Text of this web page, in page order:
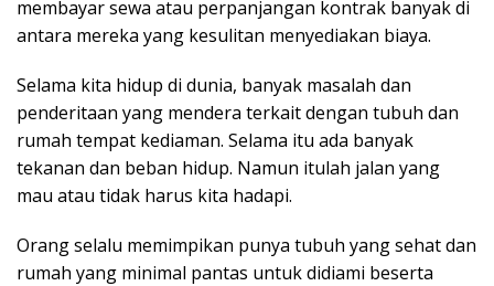
membayar sewa atau perpanjangan kontrak banyak di
antara mereka yang kesulitan menyediakan biaya.
Selama kita hidup di dunia, banyak masalah dan
penderitaan yang mendera terkait dengan tubuh dan
rumah tempat kediaman. Selama itu ada banyak
tekanan dan beban hidup. Namun itulah jalan yang
mau atau tidak harus kita hadapi.
Orang selalu memimpikan punya tubuh yang sehat dan
rumah yang minimal pantas untuk didiami beserta